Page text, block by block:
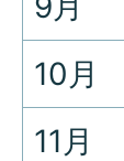
10月
11月